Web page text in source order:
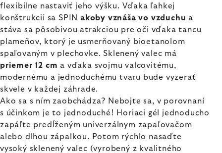
flexibilne nastaviť jeho výšku. Vďaka ľahkej
konštrukcii sa SPINakoby vznáša vo vzduchu a
stáva sa pôsobivou atrakciou pre oči vďaka tancu
plameňov, ktorý je usmerňovaný bioetanolom
spaľovaným v plechovke. Sklenený valec má
priemer 12 cm a vďaka svojmu valcovitému,
modernému a jednoduchému tvaru bude vyzerať
skvele v každej záhrade.
Ako sa s ním zaobchádza? Nebojte sa, v porovnaní
s účinkom je to jednoduché! Horiaci gél jednoducho
zapáľte predĺženým univerzálnym zapaľovačom
alebo dlhou zápalkou. Potom rýchlo nasaďte
vysoký sklenený valec (vyrobený z kvalitného